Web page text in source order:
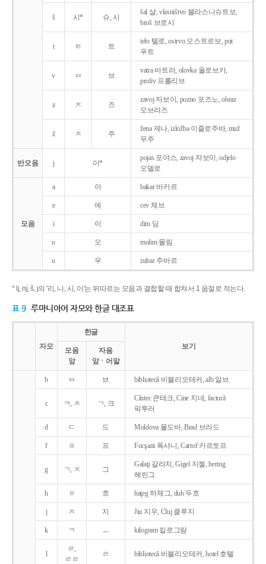
š 시* 슈, 시
šal 샬, vlasništvo 블라스니슈트보,
broš 브로시
t ㅌ 트
telo 텔로, ostrvo 오스트르보, put
푸트
v ㅂ 브
vatra 바트라, olovka 올로브카,
proliv 프롤리브
z ㅈ 즈
zavoj 자보이, pozno 포즈노, obraz
오브라즈
ž ㅈ 주
žena 제나, izložba 이즐로주바, muž
무주
반모음 j 이*
pojas 포야스, zavoj 자보이, odjelo
오델로
모음
a 아 bakar 바카르
e 에 cev 체브
i 이 dim 딤
o 오 molim 몰림
u 우 zubar 주바르
* lj, nj, š, j의 '리, 니, 시, 이'는 뒤따르는 모음과 결합할 때 합쳐서 1 음절로 적는다.
표 9 루마니아어 자모와 한글 대조표
자모
한글
보기
모음
앞
자음
앞ㆍ어말
b ㅂ 브 bibliotecǎ 비블리오테커, alb 알브
c ㅋ, ㅊ ㄱ, 크
Cîntec 큰테크, Cine 치네, facturǎ
팍투러
d ㄷ 드 Moldova 몰도바, Brad 브라드
f ㅍ 프 Focşani 폭샤니, Cartof 카르토프
g ㄱ, ㅈ 그
Galaţi 갈라치, Gigel 지젤, hering
헤린그
h ㅎ 흐 haţeg 하체그, duh 두흐
j ㅈ 지 Jiu 지우, Cluj 클루지
k ㅋ ㅡ kilogram 킬로그람
l
ㄹ,
ㄹㄹ
ㄹ bibliotecǎ 비블리오테커, hotel 호텔